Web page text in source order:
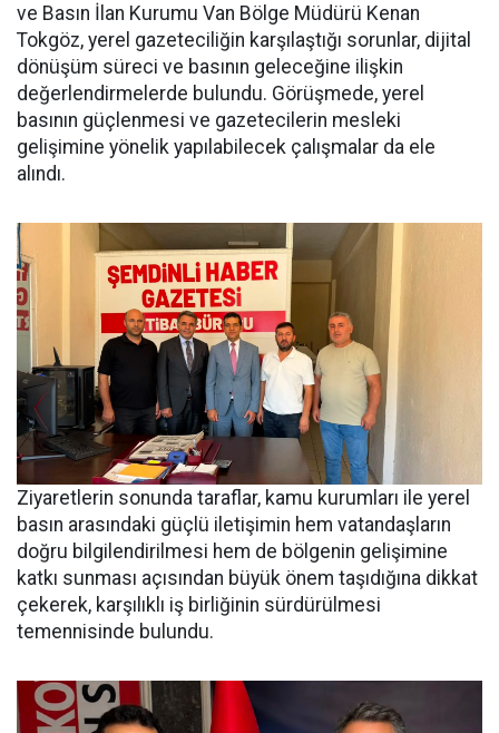
ve Basın İlan Kurumu Van Bölge Müdürü Kenan
Tokgöz, yerel gazeteciliğin karşılaştığı sorunlar, dijital
dönüşüm süreci ve basının geleceğine ilişkin
değerlendirmelerde bulundu. Görüşmede, yerel
basının güçlenmesi ve gazetecilerin mesleki
gelişimine yönelik yapılabilecek çalışmalar da ele
alındı.
Ziyaretlerin sonunda taraflar, kamu kurumları ile yerel
basın arasındaki güçlü iletişimin hem vatandaşların
doğru bilgilendirilmesi hem de bölgenin gelişimine
katkı sunması açısından büyük önem taşıdığına dikkat
çekerek, karşılıklı iş birliğinin sürdürülmesi
temennisinde bulundu.